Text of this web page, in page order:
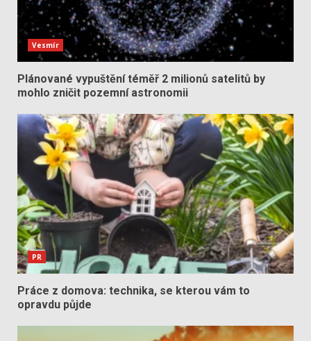
Vesmír
Plánované vypuštění téměř 2 milionů satelitů by
mohlo zničit pozemní astronomii
PR
Práce z domova: technika, se kterou vám to
opravdu půjde